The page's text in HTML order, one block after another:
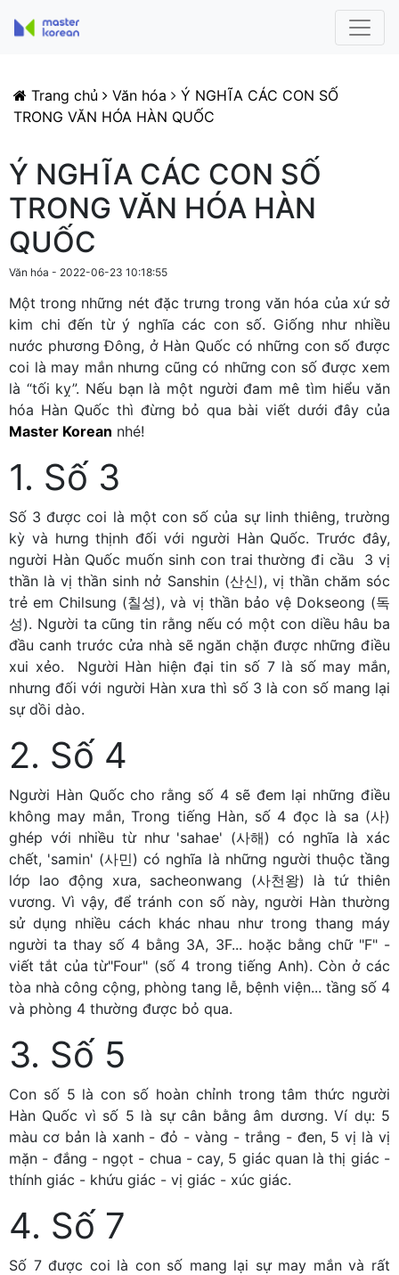
Trang chủ Văn hóa
Ý NGHĨA CÁC CON SỐ
TRONG VĂN HÓA HÀN QUỐC
Ý NGHĨA CÁC CON SỐ
TRONG VĂN HÓA HÀN
QUỐC
Văn hóa - 2022-06-23 10:18:55
Một trong những nét đặc trưng trong văn hóa của xứ sở
kim chi đến từ ý nghĩa các con số. Giống như nhiều
nước phương Đông, ở Hàn Quốc có những con số được
coi là may mắn nhưng cũng có những con số được xem
là “tối kỵ”. Nếu bạn là một người đam mê tìm hiểu văn
hóa Hàn Quốc thì đừng bỏ qua bài viết dưới đây của
Master Korean nhé!
1. Số 3
Số 3 được coi là một con số của sự linh thiêng, trường
kỳ và hưng thịnh đối với người Hàn Quốc. Trước đây,
người Hàn Quốc muốn sinh con trai thường đi cầu 3 vị
thần là vị thần sinh nở Sanshin (산신), vị thần chăm sóc
trẻ em Chilsung (칠성), và vị thần bảo vệ Dokseong (독
성). Người ta cũng tin rằng nếu có một con diều hâu ba
đầu canh trước cửa nhà sẽ ngăn chặn được những điều
xui xẻo. Người Hàn hiện đại tin số 7 là số may mắn,
nhưng đối với người Hàn xưa thì số 3 là con số mang lại
sự dồi dào.
2. Số 4
Người Hàn Quốc cho rằng số 4 sẽ đem lại những điều
không may mắn, Trong tiếng Hàn, số 4 đọc là sa (사)
ghép với nhiều từ như 'sahae' (사해) có nghĩa là xác
chết, 'samin' (사민) có nghĩa là những người thuộc tầng
lớp lao động xưa, sacheonwang (사천왕) là tứ thiên
vương. Vì vậy, để tránh con số này, người Hàn thường
sử dụng nhiều cách khác nhau như trong thang máy
người ta thay số 4 bằng 3A, 3F... hoặc bằng chữ "F" -
viết tắt của từ"Four" (số 4 trong tiếng Anh). Còn ở các
tòa nhà công cộng, phòng tang lễ, bệnh viện... tầng số 4
và phòng 4 thường được bỏ qua.
3. Số 5
Con số 5 là con số hoàn chỉnh trong tâm thức người
Hàn Quốc vì số 5 là sự cân bằng âm dương. Ví dụ: 5
màu cơ bản là xanh - đỏ - vàng - trắng - đen, 5 vị là vị
mặn - đắng - ngọt - chua - cay, 5 giác quan là thị giác -
thính giác - khứu giác - vị giác - xúc giác.
4. Số 7
Số 7 được coi là con số mang lại sự may mắn và rất